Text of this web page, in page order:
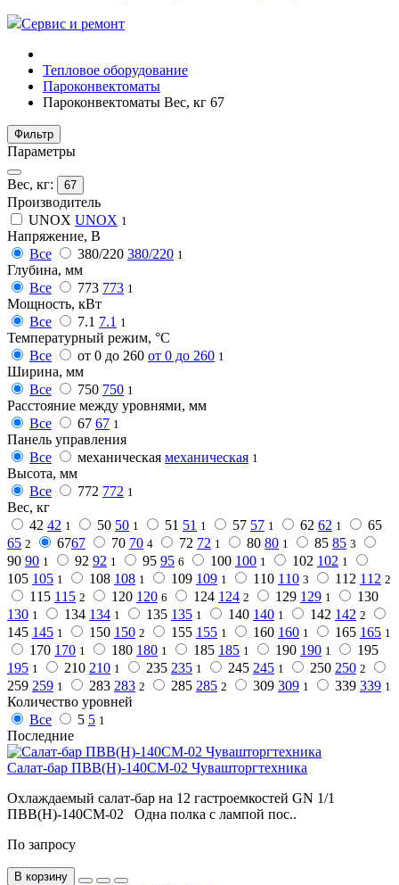
Сервис и ремонт
Тепловое оборудование
Пароконвектоматы
Пароконвектоматы Вес, кг 67
Фильтр
Параметры
Вес, кг: 67
Производитель
UNOX UNOX 1
Напряжение, В
Все
380/220 380/220 1
Глубина, мм
Все
773 773 1
Мощность, кВт
Все
7.1 7.1 1
Температурный режим, °C
Все
от 0 до 260 от 0 до 260 1
Ширина, мм
Все
750 750 1
Расстояние между уровнями, мм
Все
67 67 1
Панель управления
Все
механическая механическая 1
Высота, мм
Все
772 772 1
Вес, кг
42 42 1 50 50 1 51 51 1 57 57 1 62 62 1
65
65 2 6767 70 70 4 72 72 1 80 80 1 85 85 3
90 90 1 92 92 1 95 95 6 100 100 1 102 102 1
105 105 1 108 108 1 109 109 1 110 110 3 112 112 2
115 115 2 120 120 6 124 124 2 129 129 1
130
130 1 134 134 1 135 135 1 140 140 1 142 142 2
145 145 1 150 150 2 155 155 1 160 160 1 165 165 1
170 170 1 180 180 1 185 185 1 190 190 1
195
195 1 210 210 1 235 235 1 245 245 1 250 250 2
259 259 1 283 283 2 285 285 2 309 309 1 339 339 1
Количество уровней
Все
5 5 1
Последние
Салат-бар ПВВ(Н)-140СМ-02 Чувашторгтехника
Охлаждаемый салат-бар на 12 гастроемкостей GN 1/1
ПВВ(Н)-140СМ-02 Одна полка с лампой пос..
По запросу
В корзину